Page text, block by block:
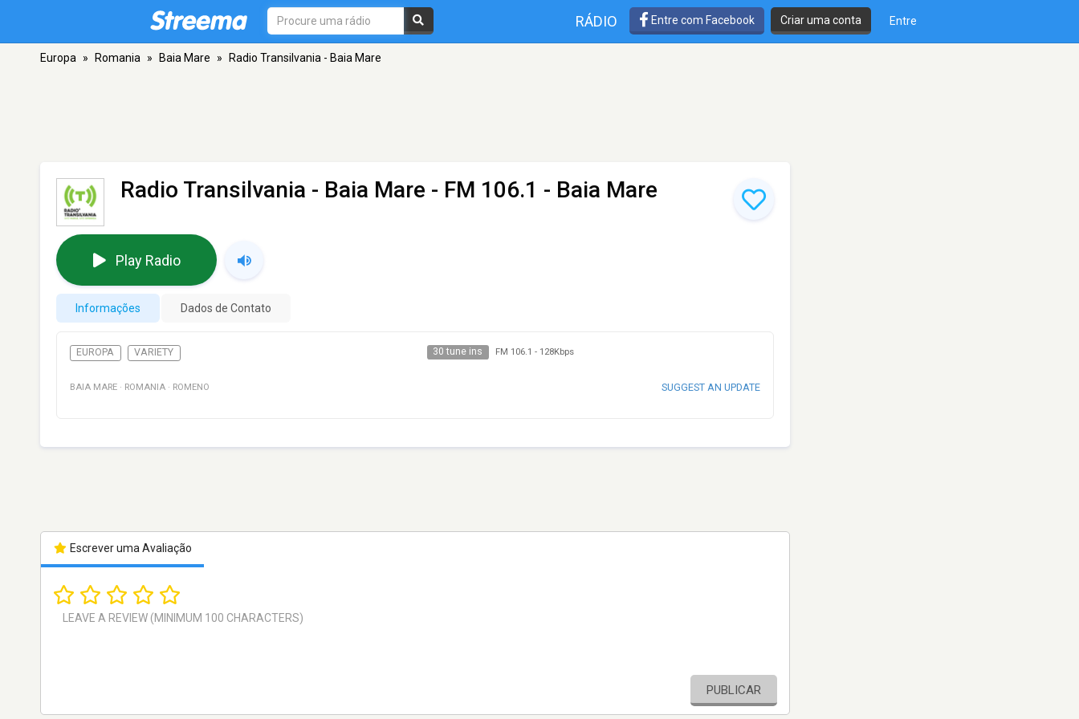
RÁDIO Entre com Facebook Criar uma conta Entre
Europa » Romania » Baia Mare » Radio Transilvania - Baia Mare
Radio Transilvania - Baia Mare - FM 106.1 - Baia Mare
Play Radio
Informações Dados de Contato
EUROPA VARIETY 30 tune ins FM 106.1 - 128Kbps
BAIA MARE · ROMANIA · ROMENO SUGGEST AN UPDATE
Escrever uma Avaliação
PUBLICAR